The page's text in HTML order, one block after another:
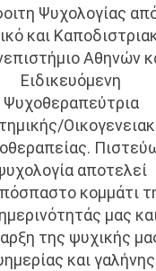
Ψυχολογίας
και
Αθηνών
Eιδικευόμενη
Ψυχοθεραπεύτρια
αποτελεί
κομμάτι
μας
της ψυχικής
και γαλήνης